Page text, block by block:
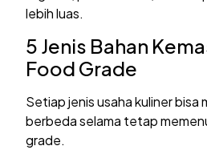
lebih luas.
5 Jenis Bahan
Food Grade
Setiap jenis usaha kuliner bisa
berbeda selama tetap
grade.